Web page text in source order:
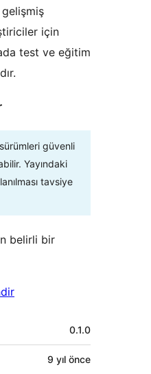
gelişmiş
için
test ve eğitim
güvenli
Yayındaki
tavsiye
belirli bir
0.1.0
9 yıl önce